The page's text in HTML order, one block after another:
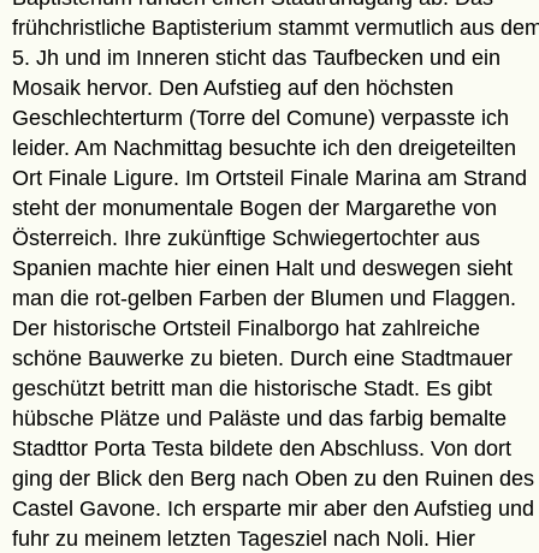
frühchristliche Baptisterium stammt vermutlich aus
5. Jh und im Inneren sticht das Taufbecken und ein
Mosaik hervor. Den Aufstieg auf den höchsten
Geschlechterturm (Torre del Comune) verpasste ich
leider. Am Nachmittag besuchte ich den dreigeteilten
Ort Finale Ligure. Im Ortsteil Finale Marina am Strand
steht der monumentale Bogen der Margarethe von
Österreich. Ihre zukünftige Schwiegertochter aus
Spanien machte hier einen Halt und deswegen sieht
man die rot-gelben Farben der Blumen und Flaggen.
Der historische Ortsteil Finalborgo hat zahlreiche
schöne Bauwerke zu bieten. Durch eine Stadtmauer
geschützt betritt man die historische Stadt. Es gibt
hübsche Plätze und Paläste und das farbig bemalte
Stadttor Porta Testa bildete den Abschluss. Von dort
ging der Blick den Berg nach Oben zu den Ruinen des
Castel Gavone. Ich ersparte mir aber den Aufstieg und
fuhr zu meinem letzten Tagesziel nach Noli. Hier